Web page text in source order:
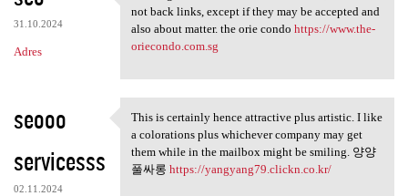
31.10.2024
Adres
You might be allowed to
not back links, except if they may be accepted and
also about matter. the orie condo https://www.the-
oriecondo.com.sg
seooo
servicesss
02.11.2024
This is certainly hence
This is certainly hence attractive plus artistic. I like
a colorations plus whichever company may get
them while in the mailbox might be smiling. 양양
풀싸롱 https://yangyang79.clickn.co.kr/